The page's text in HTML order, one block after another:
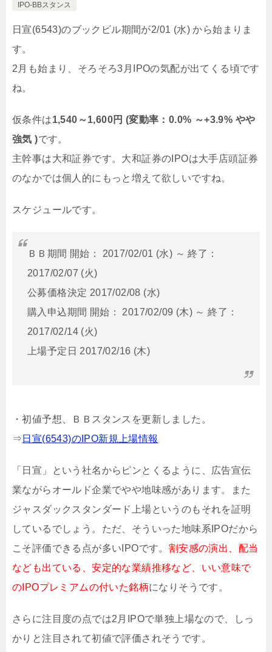
IPO-BBスタンス
日宣(6543)のブックビル期間が2/01 (水) から始まりま
す。
2月も始まり、そろそろ3月IPOの気配が出てくる頃です
ね。
仮条件は1,540～1,600円 (変動率：0.0% ～+3.9% やや
強気 )です。
主幹事は大和証券です。大和証券のIPOは大手店頭証券
のなかでは個人的にもっと増えて欲しいですね。
スケジュールです。
ＢＢ期間 開始： 2017/02/01 (水) ～ 終了：
2017/02/07 (火)
公募価格決定 2017/02/08 (水)
購入申込期間 開始： 2017/02/09 (木) ～ 終了：
2017/02/14 (火)
上場予定日 2017/02/16 (木)
・初値予想、ＢＢスタンスを更新しました。
⇒ 日宣(6543)のIPO新規上場情報
「日宣」という社名からピンとくるように、広告宣伝
業ながらオールド企業でやや地味感があります。また
ジャスダックスタンダード上場というのもそれを証明
しているでしょう。ただ、そういった地味系IPOだから
こそ評価できる点が多いIPOです。 割安感の演出、配当
なども出ている、安定的な業績推移など、いい意味で
のIPOプレミアムの付いた銘柄になりそうです。
さらに注目度の点では2月IPOで単独上場なので、しっ
かりと注目されて初値で評価されそうです。